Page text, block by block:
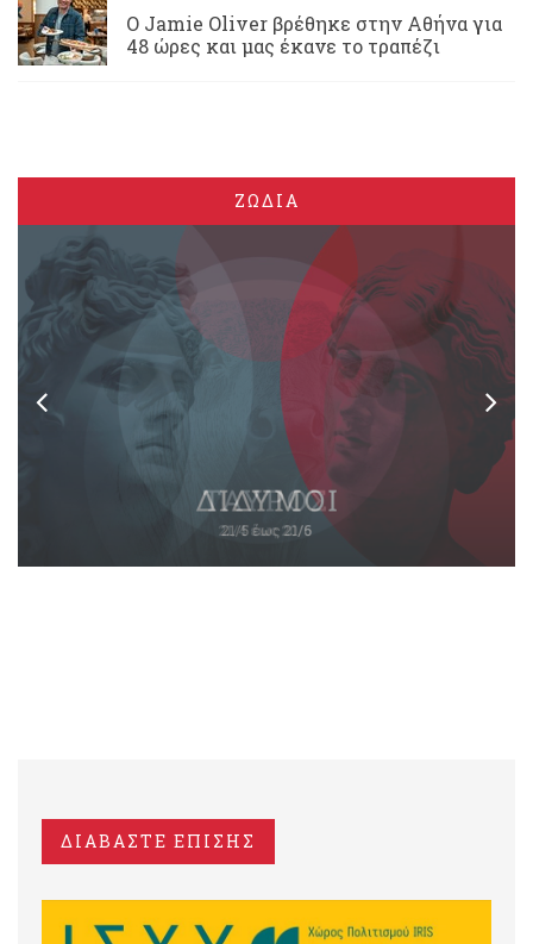
Ο Jamie Oliver βρέθηκε στην Αθήνα για
48 ώρες και μας έκανε το τραπέζι
ΖΩΔΙΑ
ΔΙΑΒΑΣΤΕ ΕΠΙΣΗΣ